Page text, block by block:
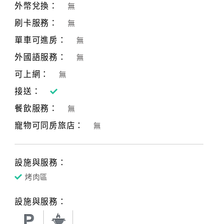
外幣兌換： 無
刷卡服務： 無
單車可進房： 無
外國語服務： 無
可上網： 無
接送：
餐飲服務：
無
寵物可同房旅店： 無
設施與服務：
烤肉區
設施與服務：